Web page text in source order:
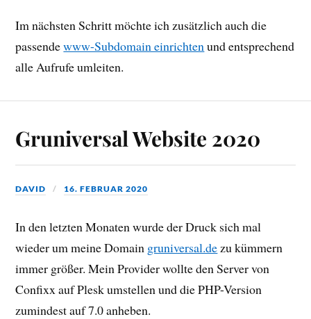
Im nächsten Schritt möchte ich zusätzlich auch die
passendewww-Subdomain einrichten und entsprechend
alle Aufrufe umleiten.
Gruniversal Website 2020
DAVID 16. FEBRUAR 2020
In den letzten Monaten wurde der Druck sich mal
wieder um meine Domain gruniversal.dezu kümmern
immer größer. Mein Provider wollte den Server von
Confixx auf Plesk umstellen und die PHP-Version
zumindest auf 7.0 anheben.